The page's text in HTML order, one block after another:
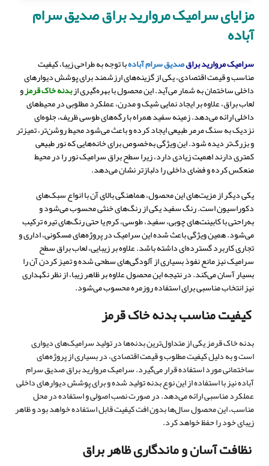
مزایای سرامیک مروارید براق صدیق سرام
آباده
سرامیک مروارید براقصدیق سرام آبادهبا توجه به طراحی زیبا، کیفیت
مناسب و قیمت اقتصادی، یکی از گزینه‌های ارزشمند برای پوشش دیوارهای
داخلی ساختمان به شمار می‌آید. این محصول با بهره‌گیری ازبدنه خاک قرمزو
لعاب براق، علاوه بر ایجاد نمایی شیک و مدرن، عملکرد مطلوبی در محیط‌های
داخلی ارائه می‌دهد. زمینه سفید همراه با رگه‌های طوسی ظریف، جلوه‌ای
نزدیک به سنگ مرمر طبیعی ایجاد کرده و باعث می‌شود محیط روشن‌تر، تمیزتر
و بزرگ‌تر دیده شود. این ویژگی به‌خصوص برای خانه‌هایی که نور طبیعی
کمتری دارند اهمیت زیادی دارد، زیرا سطح براق سرامیک نور را در محیط
منعکس کرده و فضای داخلی را دلبازتر نشان می‌دهد.
یکی دیگر از مزیت‌های این محصول، هماهنگی بالای آن با انواع سبک‌های
دکوراسیون است. رنگ سفید یکی از رنگ‌های خنثی محسوب می‌شود و
به‌راحتی با کابینت‌های چوبی، سفید، طوسی، کرم یا حتی رنگ‌های تیره ترکیب
می‌شود. همین ویژگی باعث شده این سرامیک در پروژه‌های مسکونی، اداری و
تجاری کاربرد گسترده‌ای داشته باشد. علاوه بر زیبایی، لعاب براق سطح
سرامیک نیز مانع نفوذ بسیاری از آلودگی‌های سطحی شده و تمیز کردن آن را
بسیار آسان می‌کند. در نتیجه این محصول علاوه بر ظاهر زیبا، از نظر نگهداری
نیز انتخاب مناسبی برای استفاده روزمره محسوب می‌شود.
کیفیت مناسب بدنه خاک قرمز
بدنه خاک قرمز یکی از متداول‌ترین بدنه‌ها در تولید سرامیک‌های دیواری
است و به دلیل کیفیت مطلوب و قیمت اقتصادی، در بسیاری از پروژه‌های
ساختمانی مورد استفاده قرار می‌گیرد. سرامیک مروارید براق صدیق سرام
آباده نیز با استفاده از این نوع بدنه تولید شده و برای پوشش دیوارهای داخلی
عملکرد مناسبی ارائه می‌دهد. در صورت نصب اصولی و استفاده در محل
مناسب، این محصول سال‌ها بدون افت کیفیت قابل استفاده خواهد بود و ظاهر
زیبای خود را حفظ خواهد کرد.
نظافت آسان و ماندگاری ظاهر براق